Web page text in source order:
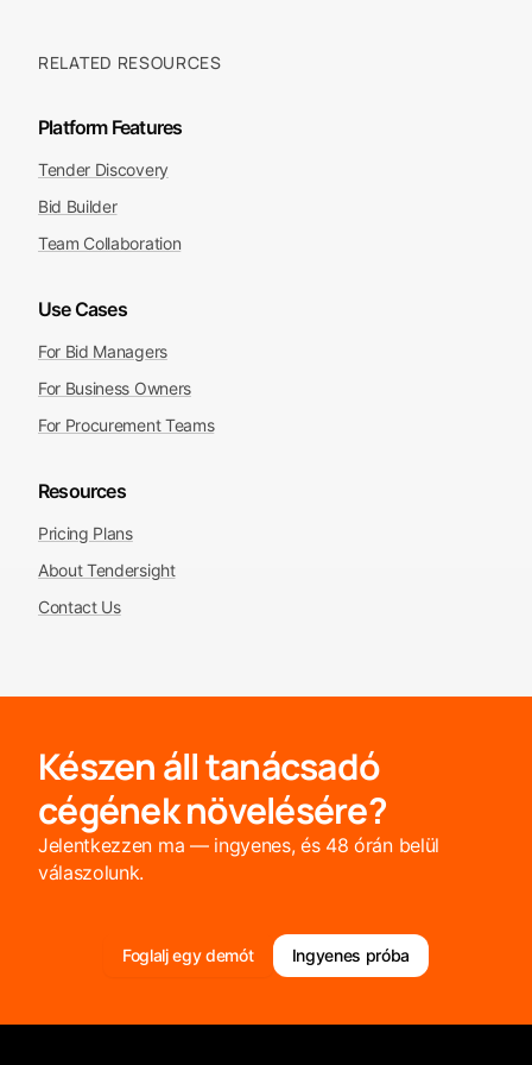
más hivatalos forrásokból összesített pályázatokkal.
RELATED RESOURCES
Platform Features
Tender Discovery
Bid Builder
Team Collaboration
Use Cases
For Bid Managers
For Business Owners
For Procurement Teams
Resources
Pricing Plans
About Tendersight
Contact Us
Készen áll tanácsadó
cégének növelésére?
Jelentkezzen ma — ingyenes, és 48 órán belül
válaszolunk.
Foglalj egy demót Ingyenes próba